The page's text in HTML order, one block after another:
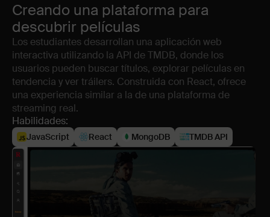
Creando una plataforma para
descubrir películas
Los estudiantes desarrollan una aplicación web
interactiva utilizando la API de TMDB, donde los
usuarios pueden buscar títulos, explorar películas en
tendencia y ver tráilers. Construida con React, ofrece
una experiencia similar a la de una plataforma de
streaming real.
Habilidades:
JavaScript React MongoDB TMDB API